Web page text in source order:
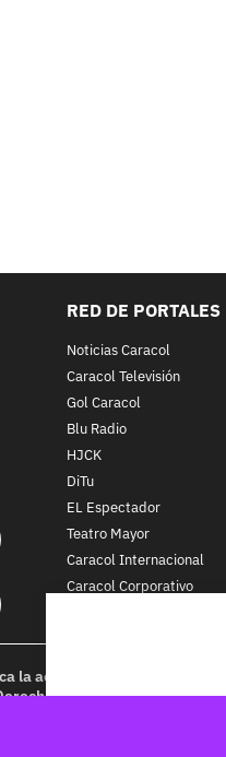
RED DE PORTALES
Noticias Caracol
Caracol Televisión
Gol Caracol
Blu Radio
HJCK
DiTu
EL Espectador
Teatro Mayor
Caracol Internacional
Caracol Corporativo
la aceptación de los
Reservados D.R.A.
de su titular. Reproduction